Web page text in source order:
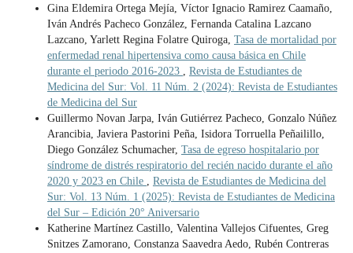
Gina Eldemira Ortega Mejía, Víctor Ignacio Ramirez Caamaño,
Iván Andrés Pacheco González, Fernanda Catalina Lazcano
Lazcano, Yarlett Regina Folatre Quiroga, Tasa de mortalidad por
enfermedad renal hipertensiva como causa básica en Chile
durante el periodo 2016-2023 , Revista de Estudiantes de
Medicina del Sur: Vol. 11 Núm. 2 (2024): Revista de Estudiantes
de Medicina del Sur
Guillermo Novan Jarpa, Iván Gutiérrez Pacheco, Gonzalo Núñez
Arancibia, Javiera Pastorini Peña, Isidora Torruella Peñailillo,
Diego González Schumacher, Tasa de egreso hospitalario por
síndrome de distrés respiratorio del recién nacido durante el año
2020 y 2023 en Chile , Revista de Estudiantes de Medicina del
Sur: Vol. 13 Núm. 1 (2025): Revista de Estudiantes de Medicina
del Sur – Edición 20° Aniversario
Katherine Martínez Castillo, Valentina Vallejos Cifuentes, Greg
Snitzes Zamorano, Constanza Saavedra Aedo, Rubén Contreras